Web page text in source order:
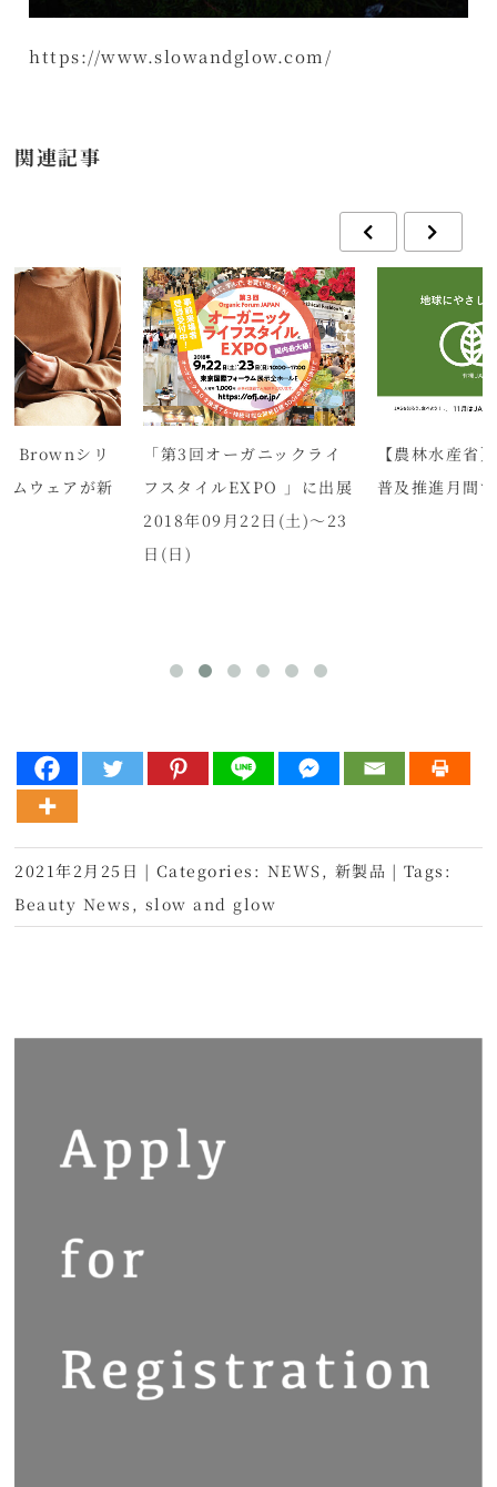
https://www.slowandglow.com/
関連記事
Brownシリ
ムウェアが新
「第3回オーガニックライ
フスタイルEXPO 」に出展
2018年09月22日(土)～23
日(日)
【農林水産省
普及推進月間
2021年2月25日 | Categories: NEWS, 新製品 | Tags:
Beauty News , slow and glow